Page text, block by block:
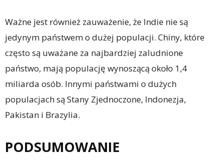
Ważne jest również zauważenie, że Indie nie są
jedynym państwem o dużej populacji. Chiny, które
często są uważane za najbardziej zaludnione
państwo, mają populację wynoszącą około 1,4
miliarda osób. Innymi państwami o dużych
populacjach są Stany Zjednoczone, Indonezja,
Pakistan i Brazylia.
PODSUMOWANIE